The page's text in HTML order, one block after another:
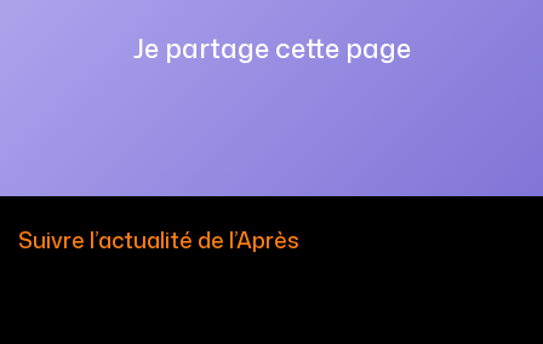
Je partage cette page
Suivre l’actualité de l’Après